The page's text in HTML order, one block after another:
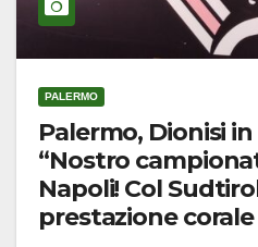
PALERMO
Palermo, Dionisi
“Nostro
Napoli! Col
prestazione